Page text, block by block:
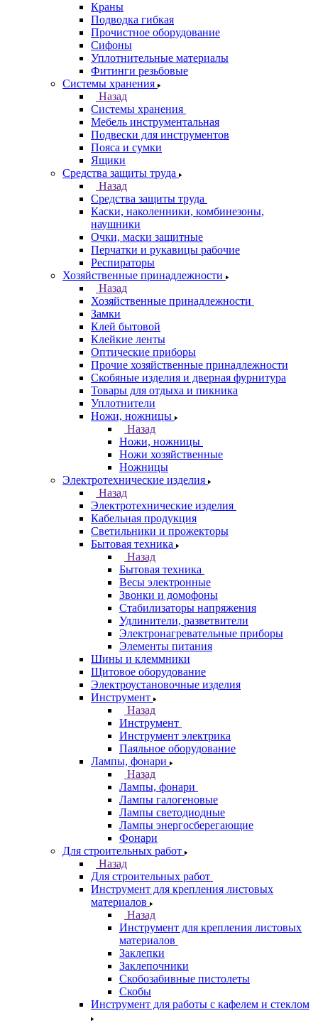
Краны
Подводка гибкая
Прочистное оборудование
Сифоны
Уплотнительные материалы
Фитинги резьбовые
Системы хранения
Назад
Системы хранения
Мебель инструментальная
Подвески для инструментов
Пояса и сумки
Ящики
Средства защиты труда
Назад
Средства защиты труда
Каски, наколенники, комбинезоны,
наушники
Очки, маски защитные
Перчатки и рукавицы рабочие
Респираторы
Хозяйственные принадлежности
Назад
Хозяйственные принадлежности
Замки
Клей бытовой
Клейкие ленты
Оптические приборы
Прочие хозяйственные принадлежности
Скобяные изделия и дверная фурнитура
Товары для отдыха и пикника
Уплотнители
Ножи, ножницы
Назад
Ножи, ножницы
Ножи хозяйственные
Ножницы
Электротехнические изделия
Назад
Электротехнические изделия
Кабельная продукция
Светильники и прожекторы
Бытовая техника
Назад
Бытовая техника
Весы электронные
Звонки и домофоны
Стабилизаторы напряжения
Удлинители, разветвители
Электронагревательные приборы
Элементы питания
Шины и клеммники
Щитовое оборудование
Электроустановочные изделия
Инструмент
Назад
Инструмент
Инструмент электрика
Паяльное оборудование
Лампы, фонари
Назад
Лампы, фонари
Лампы галогеновые
Лампы светодиодные
Лампы энергосберегающие
Фонари
Для строительных работ
Назад
Для строительных работ
Инструмент для крепления листовых
материалов
Назад
Инструмент для крепления листовых
материалов
Заклепки
Заклепочники
Скобозабивные пистолеты
Скобы
Инструмент для работы с кафелем и стеклом